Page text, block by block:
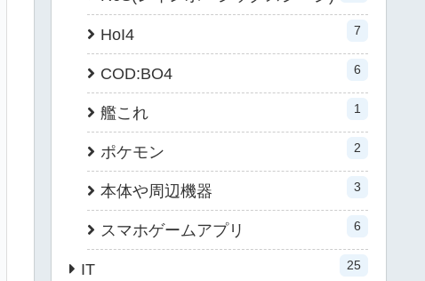
HoI4 7
COD:BO4 6
艦これ 1
ポケモン 2
本体や周辺機器 3
スマホゲームアプリ 6
IT 25